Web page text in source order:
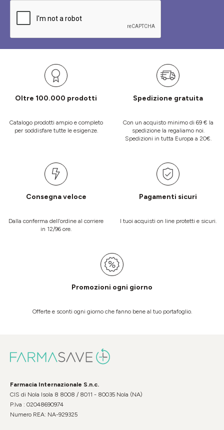
Oltre 100.000 prodotti
Catalogo prodotti ampio e completo
per soddisfare tutte le esigenze.
Spedizione gratuita
Con un acquisto minimo di 69 € la
spedizione la regaliamo noi.
Spedizioni in tutta Europa a 20€.
Consegna veloce
Dalla conferma dell’ordine al corriere
in 12/96 ore.
Pagamenti sicuri
I tuoi acquisti on line protetti e sicuri.
Promozioni ogni giorno
Offerte e sconti ogni giorno che fanno bene al tuo portafoglio.
Farmacia Internazionale S.n.c.
CIS di Nola Isola 8 8008 / 8011 - 80035 Nola (NA)
P.Iva : 02048690974
Numero REA: NA-929325